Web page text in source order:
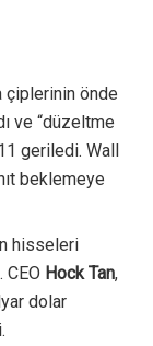
çiplerinin önde
ve “düzeltme
geriledi. Wall
beklemeye
hisseleri
Hock Tan,
dolar